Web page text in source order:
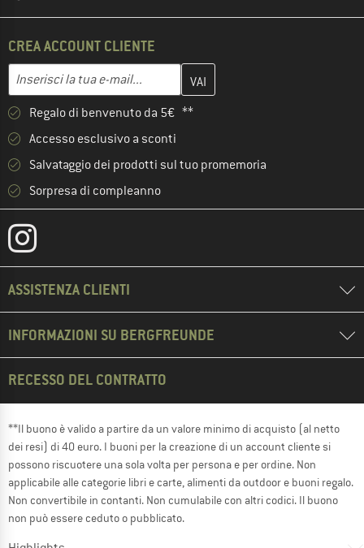
CREA ACCOUNT CLIENTE
Indirizzo e-mail
Inserisci qui il tuo indirizzo e-mail e crea il tuo account cliente
Regalo di benvenuto da 5€ **
Accesso esclusivo a sconti
Salvataggio dei prodotti sul tuo promemoria
Sorpresa di compleanno
ASSISTENZA CLIENTI
INFORMAZIONI SU BERGFREUNDE
RECESSO DEL CONTRATTO
**Il buono è valido a partire da un valore minimo di acquisto (al netto
dei resi) di 40 euro. I buoni per la creazione di un account cliente si
possono riscuotere una sola volta per persona e per ordine. Non
applicabile alle categorie libri e carte, alimenti da outdoor e buoni regalo.
Non convertibile in contanti. Non cumulabile con altri codici. Il buono
non può essere ceduto o pubblicato.